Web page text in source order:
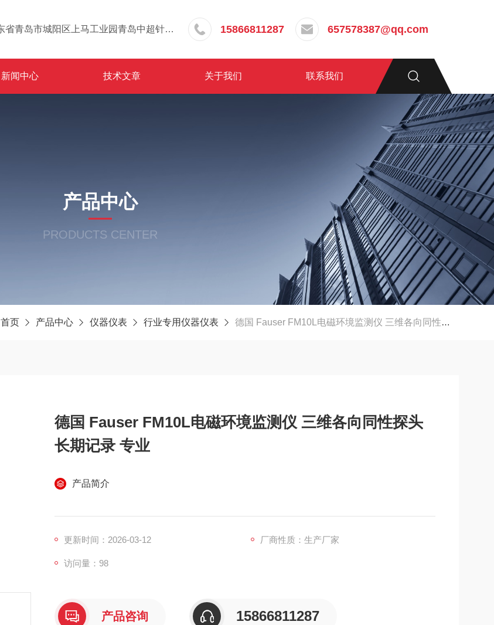
山东省青岛市城阳区上马工业园青岛中超针织有限公司院内东办公楼三层 15866811287 657578387@qq.com
新闻中心 技术文章 关于我们 联系我们
产品中心
PRODUCTS CENTER
首页 产品中心 仪器仪表 行业专用仪器仪表 德国 Fauser FM10L电磁环境监测仪 三维各向同性探头 长期记录 专业
德国 Fauser FM10L电磁环境监测仪 三维各向同性探头
长期记录 专业
产品简介
更新时间：2026-03-12 厂商性质：生产厂家
访问量：98
产品咨询 15866811287